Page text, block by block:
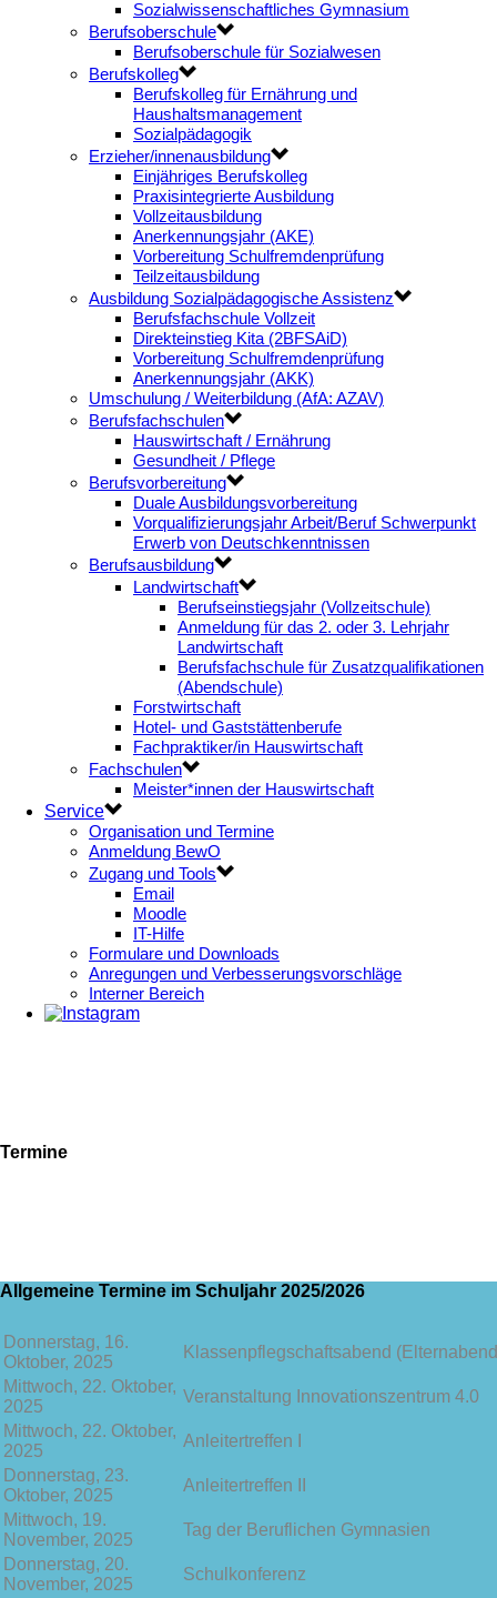
Sozialwissenschaftliches Gymnasium
Berufsoberschule
Berufsoberschule für Sozialwesen
Berufskolleg
Berufskolleg für Ernährung und
Haushaltsmanagement
Sozialpädagogik
Erzieher/innenausbildung
Einjähriges Berufskolleg
Praxisintegrierte Ausbildung
Vollzeitausbildung
Anerkennungsjahr (AKE)
Vorbereitung Schulfremdenprüfung
Teilzeitausbildung
Ausbildung Sozialpädagogische Assistenz
Berufsfachschule Vollzeit
Direkteinstieg Kita (2BFSAiD)
Vorbereitung Schulfremdenprüfung
Anerkennungsjahr (AKK)
Umschulung / Weiterbildung (AfA: AZAV)
Berufsfachschulen
Hauswirtschaft / Ernährung
Gesundheit / Pflege
Berufsvorbereitung
Duale Ausbildungsvorbereitung
Vorqualifizierungsjahr Arbeit/Beruf Schwerpunkt
Erwerb von Deutschkenntnissen
Berufsausbildung
Landwirtschaft
Berufseinstiegsjahr (Vollzeitschule)
Anmeldung für das 2. oder 3. Lehrjahr
Landwirtschaft
Berufsfachschule für Zusatzqualifikationen
(Abendschule)
Forstwirtschaft
Hotel- und Gaststättenberufe
Fachpraktiker/in Hauswirtschaft
Fachschulen
Meister*innen der Hauswirtschaft
Service
Organisation und Termine
Anmeldung BewO
Zugang und Tools
Email
Moodle
IT-Hilfe
Formulare und Downloads
Anregungen und Verbesserungsvorschläge
Interner Bereich
Termine
Allgemeine Termine im Schuljahr 2025/2026
Donnerstag, 16.
Oktober, 2025
Klassenpflegschaftsabend
Mittwoch, 22. Oktober,
2025
Veranstaltung Innovationszentrum 4.0
Mittwoch, 22. Oktober,
2025
Anleitertreffen I
Donnerstag, 23.
Oktober, 2025
Anleitertreffen II
Mittwoch, 19.
November, 2025
Tag der Beruflichen Gymnasien
Donnerstag, 20.
November, 2025
Schulkonferenz